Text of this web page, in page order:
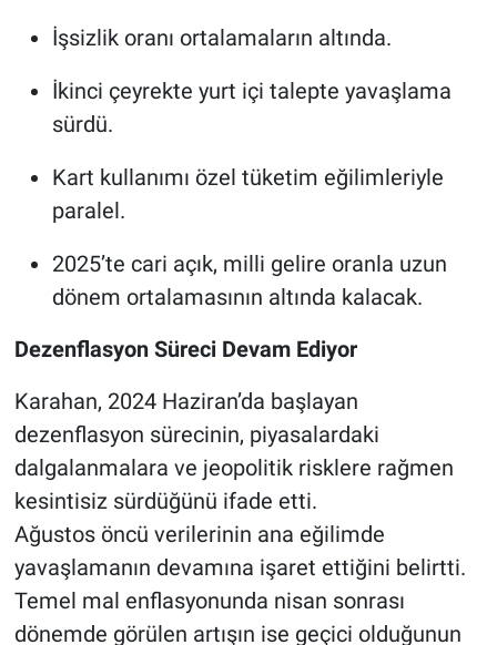
İşsizlik oranı ortalamaların altında.
İkinci çeyrekte yurt içi talepte yavaşlama
sürdü.
Kart kullanımı özel tüketim eğilimleriyle
paralel.
2025’te cari açık, milli gelire oranla uzun
dönem ortalamasının altında kalacak.
Dezenflasyon Süreci Devam Ediyor
Karahan, 2024 Haziran’da başlayan
dezenflasyon sürecinin, piyasalardaki
dalgalanmalara ve jeopolitik risklere rağmen
kesintisiz sürdüğünü ifade etti.
Ağustos öncü verilerinin ana eğilimde
yavaşlamanın devamına işaret ettiğini belirtti.
Temel mal enflasyonunda nisan sonrası
dönemde görülen artışın ise geçici olduğunun